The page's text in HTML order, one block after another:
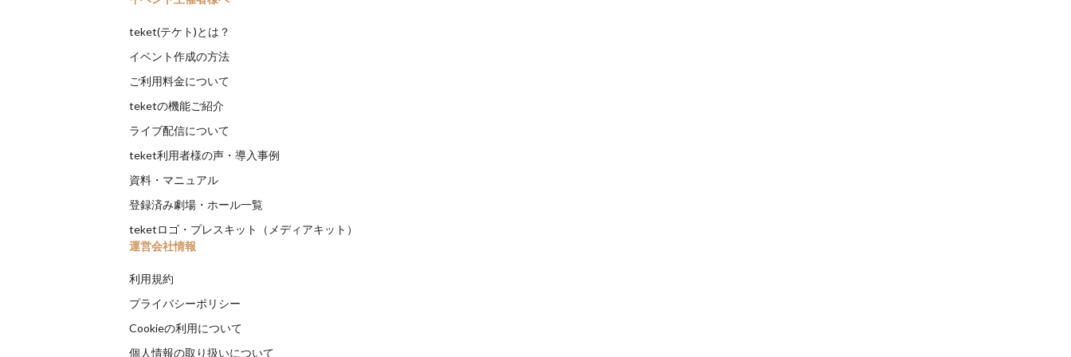
teket(テケト)とは？
イベント作成の方法
ご利用料金について
teketの機能ご紹介
ライブ配信について
teket利用者様の声・導入事例
資料・マニュアル
登録済み劇場・ホール一覧
teketロゴ・プレスキット（メディアキット）
運営会社情報
利用規約
プライバシーポリシー
Cookieの利用について
個人情報の取り扱いについて